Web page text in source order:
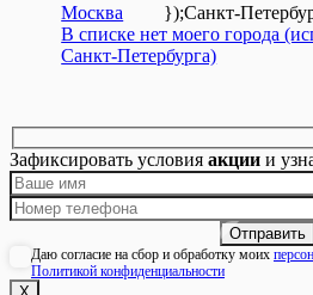
Москва });Санкт-
В списке нет моего города
Санкт-Петербурга)
Зафиксировать условия акции и
Даю согласие на сбор и обработку моих
Политикой конфиденциальности